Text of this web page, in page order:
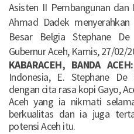
Asisten II Pembangunan
Ahmad Dadek
Besar Belgia Stephane
Gubernur Aceh, Kamis, 27/02/
KABARACEH, BANDA ACEH:
Indonesia, E. Stephane
dengan cita rasa kopi Gayo,
Aceh yang ia nikmati
berkualitas dan ia juga
potensi Aceh itu.